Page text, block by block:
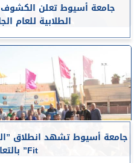
جامعة أسيوط تعلن الكشوف
الطلابية للعام الجامعي
Fit” بالتعاون مع...